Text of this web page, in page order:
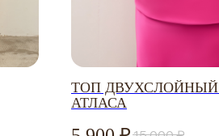
ТОП ДВУХСЛОЙНЫЙ
АТЛАСА
В НАЛИЧИИ